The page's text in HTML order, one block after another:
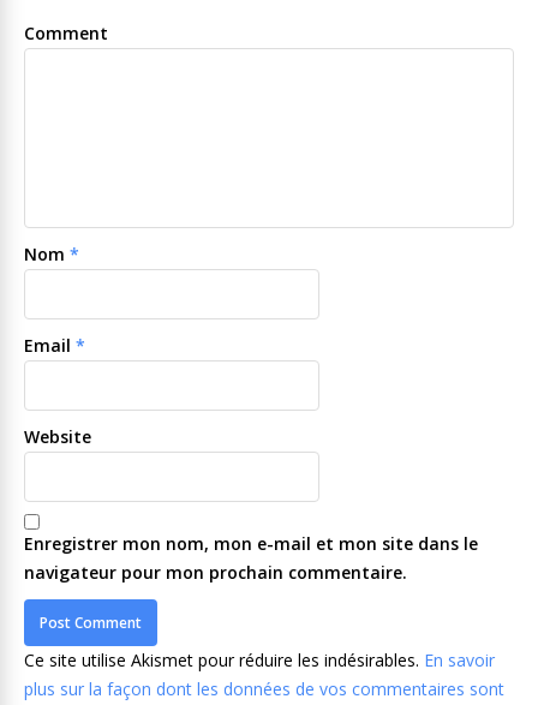
Comment
Nom *
Email *
Website
Enregistrer mon nom, mon e-mail et mon site dans le
navigateur pour mon prochain commentaire.
Ce site utilise Akismet pour réduire les indésirables. En savoir
plus sur la façon dont les données de vos commentaires sont